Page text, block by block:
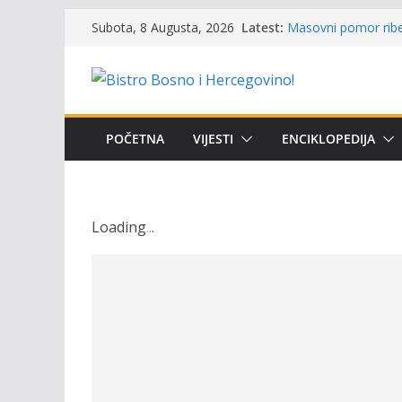
Skip
content
Subota, 8 Augusta, 2026 Latest: Masovni pomor
Poziv za učešće u
Obavještenje
osobe sa
POČETNA VIJESTI ENCIKLOPEDIJA
Loading...